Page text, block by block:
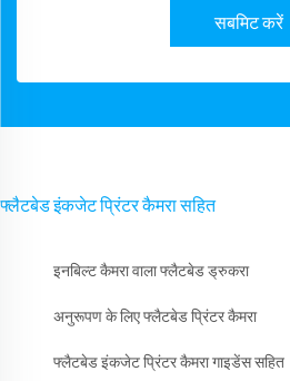
सबमिट करें
फ्लैटबेड इंकजेट प्रिंटर कैमरा सहित
इनबिल्ट कैमरा वाला फ्लैटबेड ड्रुकरा
अनुरूपण के लिए फ्लैटबेड प्रिंटर कैमरा
फ्लैटबेड इंकजेट प्रिंटर कैमरा गाइडेंस सहित